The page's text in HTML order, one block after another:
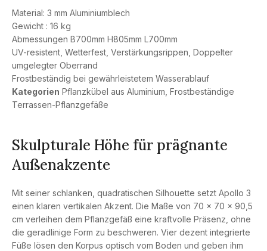
Material: 3 mm Aluminiumblech
Gewicht : 16 kg
Abmessungen B700mm H805mm L700mm
UV-resistent, Wetterfest, Verstärkungsrippen, Doppelter
umgelegter Oberrand
Frostbeständig bei gewährleistetem Wasserablauf
Kategorien Pflanzkübel aus Aluminium Frostbeständige
Terrassen-Pflanzgefäße
Skulpturale Höhe für prägnante
Außenakzente
Mit seiner schlanken, quadratischen Silhouette setzt Apollo 3
einen klaren vertikalen Akzent. Die Maße von 70 × 70 × 90,5
cm verleihen dem Pflanzgefäß eine kraftvolle Präsenz, ohne
die geradlinige Form zu beschweren. Vier dezent integrierte
Füße lösen den Korpus optisch vom Boden und geben ihm